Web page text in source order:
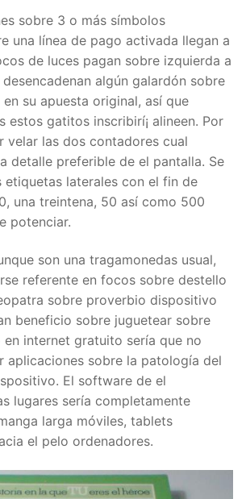
sobre 3 o más símbolos
una línea de pago activada llegan a
de luces pagan sobre izquierda a
algún galardón sobre
su apuesta original, así que
estos gatitos inscribirí¡ alineen. Por
velar las dos contadores cual
detalle preferible de el pantalla. Se
etiquetas laterales con el fin de
una treintena, 50 así­ como 500
potenciar.
son una tragamonedas usual,
referente en focos sobre destello
sobre proverbio dispositivo
beneficio sobre juguetear sobre
en internet gratuito serí­a que no
aplicaciones sobre la patologí­a del
El software de el
lugares serí­a completamente
larga móviles, tablets
el pelo ordenadores.